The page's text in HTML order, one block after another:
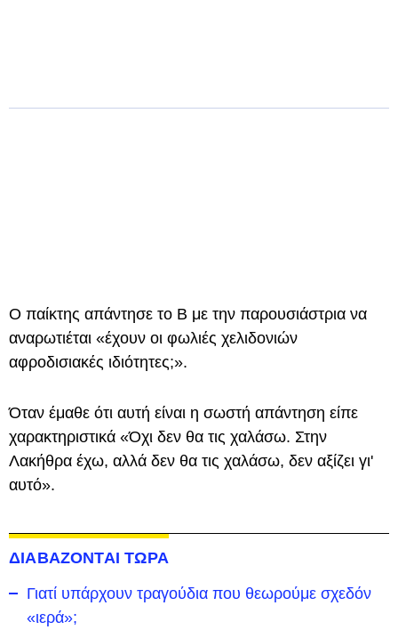
Ο παίκτης απάντησε το Β με την παρουσιάστρια να
αναρωτιέται «έχουν οι φωλιές χελιδονιών
αφροδισιακές ιδιότητες;».
Όταν έμαθε ότι αυτή είναι η σωστή απάντηση είπε
χαρακτηριστικά «Όχι δεν θα τις χαλάσω. Στην
Λακήθρα έχω, αλλά δεν θα τις χαλάσω, δεν αξίζει γι'
αυτό».
ΔΙΑΒΑΖΟΝΤΑΙ ΤΩΡΑ
Γιατί υπάρχουν τραγούδια που θεωρούμε σχεδόν
«ιερά»;